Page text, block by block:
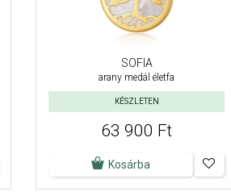
SOFIA
arany medál életfa
KÉSZLETEN
63 900 Ft
Kosárba